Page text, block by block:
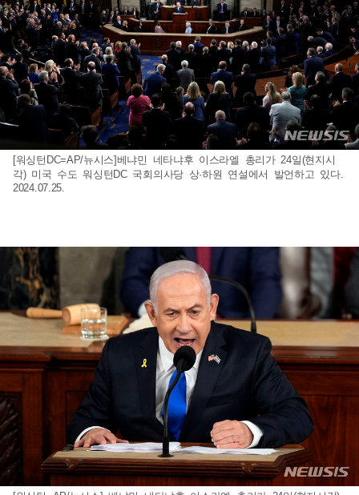
[워싱턴DC=AP/뉴시스]베냐민 네타냐후 이스라엘 총리가 24일(현지시
각) 미국 수도 워싱턴DC 국회의사당 상·하원 연설에서 발언하고 있다.
2024.07.25.